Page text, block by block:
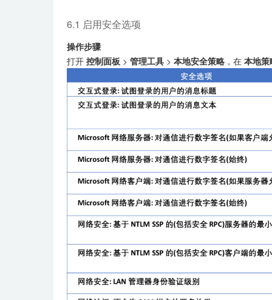
6.1 启用安全选项
操作步骤
打开 控制面板 > 管理工具 > 本地安全策略 ，在 本地策